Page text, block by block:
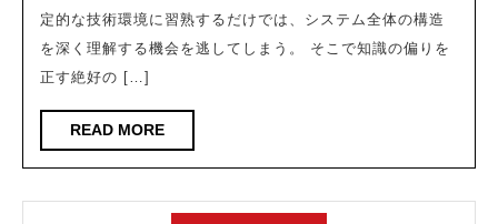
得
で
自
分
の
定的な技術環境に習熟するだけでは、システム全体の構造
を深く理解する機会を逃してしまう。 そこで知識の偏りを
正す絶好の […]
READ MOREREAD
MORE